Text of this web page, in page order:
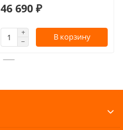
46 690 ₽
В корзину